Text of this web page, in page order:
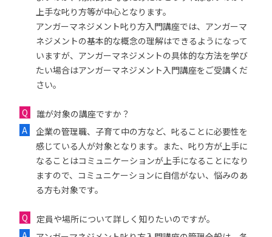
上手な叱り方等が中心となります。
アンガーマネジメント叱り方入門講座では、アンガーマ
ネジメントの基本的な概念の理解はできるようになって
いますが、アンガーマネジメントの具体的な方法を学び
たい場合はアンガーマネジメント入門講座をご受講くだ
さい。
誰が対象の講座ですか？
企業の管理職、子育て中の方など、叱ることに必要性を
感じている人が対象となります。また、叱り方が上手に
なることはコミュニケーションが上手になることになり
ますので、コミュニケーションに自信がない、悩みのあ
る方も対象です。
定員や場所について詳しく知りたいのですが。